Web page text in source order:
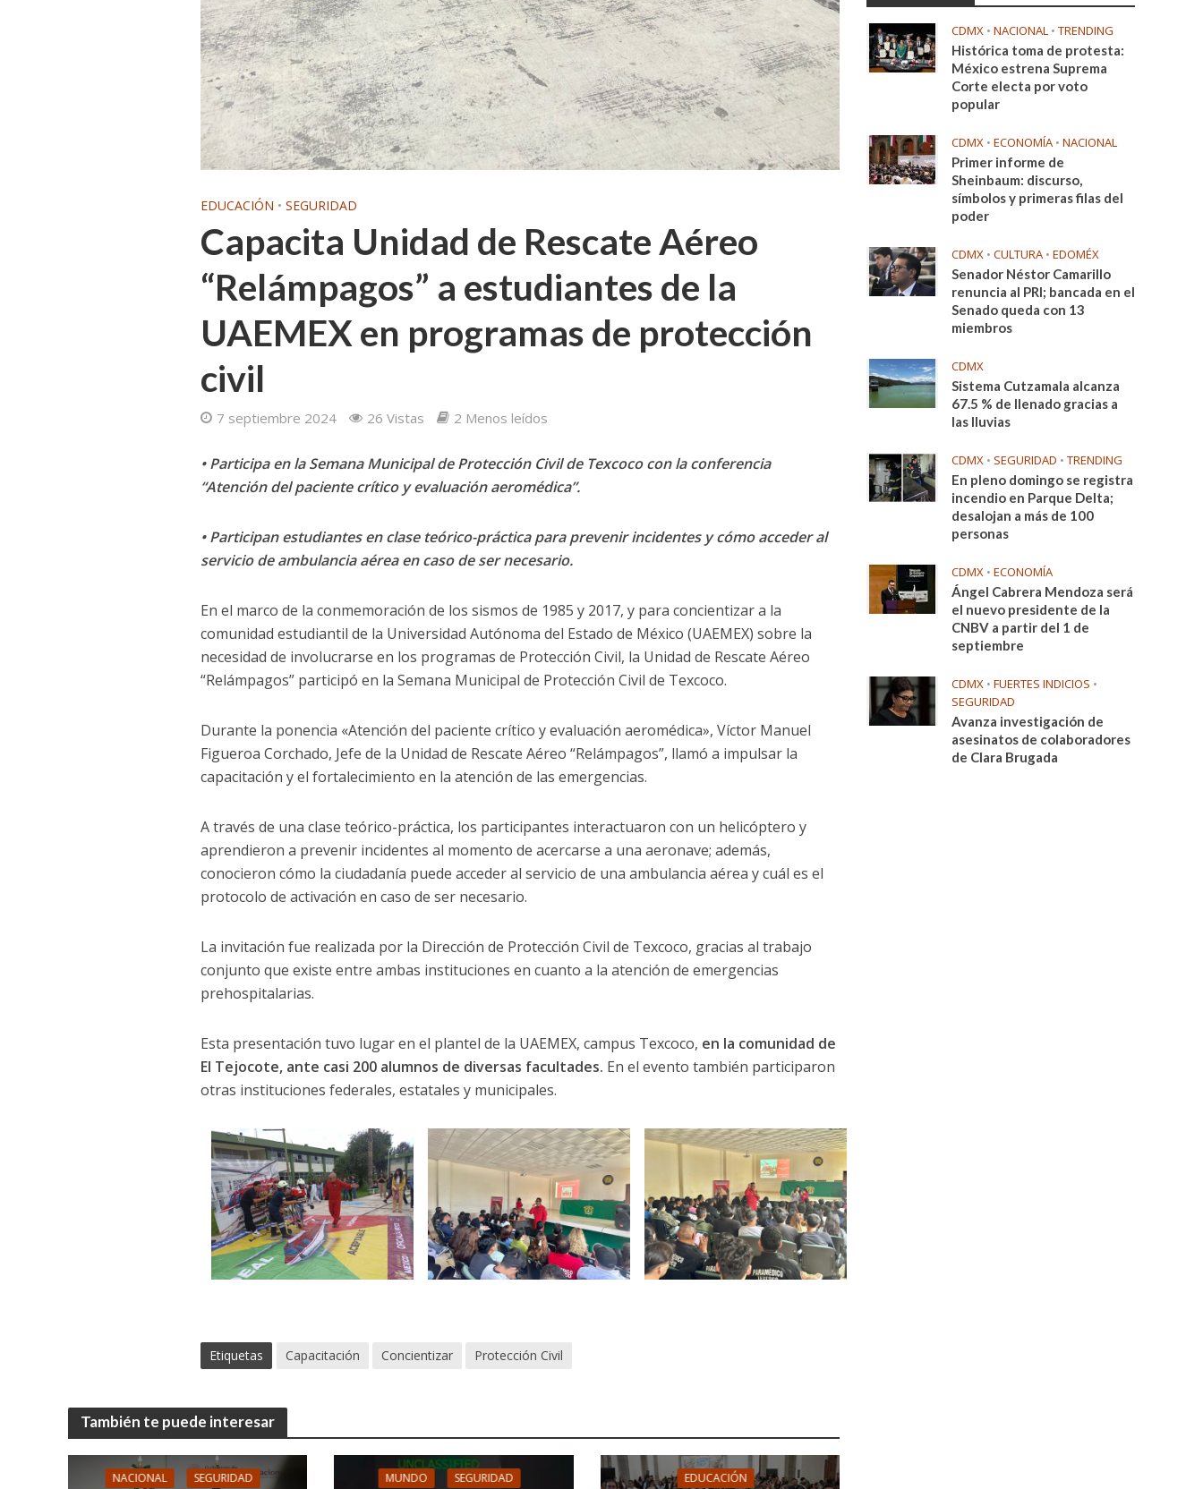
EDUCACIÓN • SEGURIDAD
Capacita Unidad de Rescate Aéreo
“Relámpagos” a estudiantes de la
UAEMEX en programas de protección
civil
7 septiembre 2024 26 Vistas 2 Menos leídos
• Participa en la Semana Municipal de Protección Civil de Texcoco con la conferencia
“Atención del paciente crítico y evaluación aeromédica”.
• Participan estudiantes en clase teórico-práctica para prevenir incidentes y cómo acceder al
servicio de ambulancia aérea en caso de ser necesario.
En el marco de la conmemoración de los sismos de 1985 y 2017, y para concientizar a la
comunidad estudiantil de la Universidad Autónoma del Estado de México (UAEMEX) sobre la
necesidad de involucrarse en los programas de Protección Civil, la Unidad de Rescate Aéreo
“Relámpagos” participó en la Semana Municipal de Protección Civil de Texcoco.
Durante la ponencia «Atención del paciente crítico y evaluación aeromédica», Víctor Manuel
Figueroa Corchado, Jefe de la Unidad de Rescate Aéreo “Relámpagos”, llamó a impulsar la
capacitación y el fortalecimiento en la atención de las emergencias.
A través de una clase teórico-práctica, los participantes interactuaron con un helicóptero y
aprendieron a prevenir incidentes al momento de acercarse a una aeronave; además,
conocieron cómo la ciudadanía puede acceder al servicio de una ambulancia aérea y cuál es el
protocolo de activación en caso de ser necesario.
La invitación fue realizada por la Dirección de Protección Civil de Texcoco, gracias al trabajo
conjunto que existe entre ambas instituciones en cuanto a la atención de emergencias
prehospitalarias.
Esta presentación tuvo lugar en el plantel de la UAEMEX, campus Texcoco, en la comunidad de
El Tejocote, ante casi 200 alumnos de diversas facultades. En el evento también participaron
otras instituciones federales, estatales y municipales.
Etiquetas Capacitación Concientizar Protección Civil
También te puede interesar
NACIONAL SEGURIDAD MUNDO SEGURIDAD EDUCACIÓN
CDMX • NACIONAL • TRENDING
Histórica toma de protesta:
México estrena Suprema
Corte electa por voto
popular
CDMX • ECONOMÍA • NACIONAL
Primer informe de
Sheinbaum: discurso,
símbolos y primeras filas del
poder
CDMX • CULTURA • EDOMÉX
Senador Néstor Camarillo
renuncia al PRI; bancada en el
Senado queda con 13
miembros
CDMX
Sistema Cutzamala alcanza
67.5 % de llenado gracias a
las lluvias
CDMX • SEGURIDAD • TRENDING
En pleno domingo se registra
incendio en Parque Delta;
desalojan a más de 100
personas
CDMX • ECONOMÍA
Ángel Cabrera Mendoza será
el nuevo presidente de la
CNBV a partir del 1 de
septiembre
CDMX • FUERTES INDICIOS •
SEGURIDAD
Avanza investigación de
asesinatos de colaboradores
de Clara Brugada